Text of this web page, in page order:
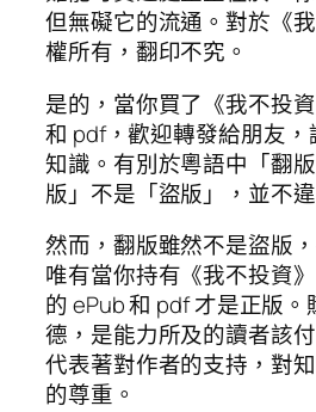
但無礙它的流通。對於《
權所有，翻印不究。
是的，當你買了《我不投
和 pdf，歡迎轉發給朋友
知識。有別於粵語中「翻
版」不是「盜版」，並不違
然而，翻版雖然不是盜版
唯有當你持有《我不投資
的 ePub 和 pdf 才是正版
德，是能力所及的讀者該
代表著對作者的支持，對
的尊重。